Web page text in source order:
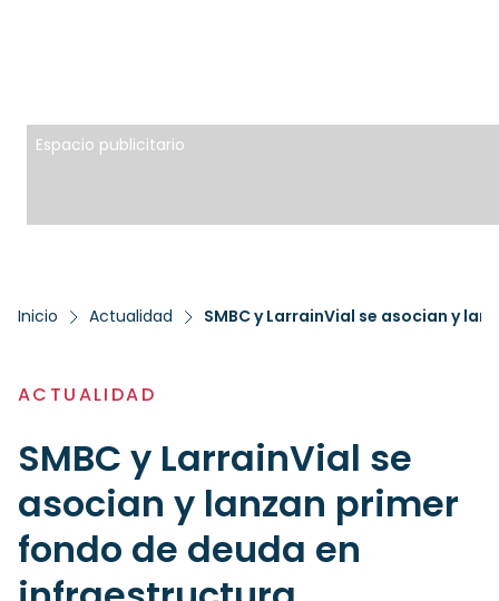
Espacio publicitario
Inicio Actualidad SMBC y LarrainVial se asocian y
ACTUALIDAD
SMBC y LarrainVial se
asocian y lanzan primer
fondo de deuda en